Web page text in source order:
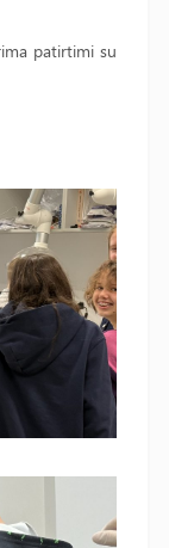
patirtimi su